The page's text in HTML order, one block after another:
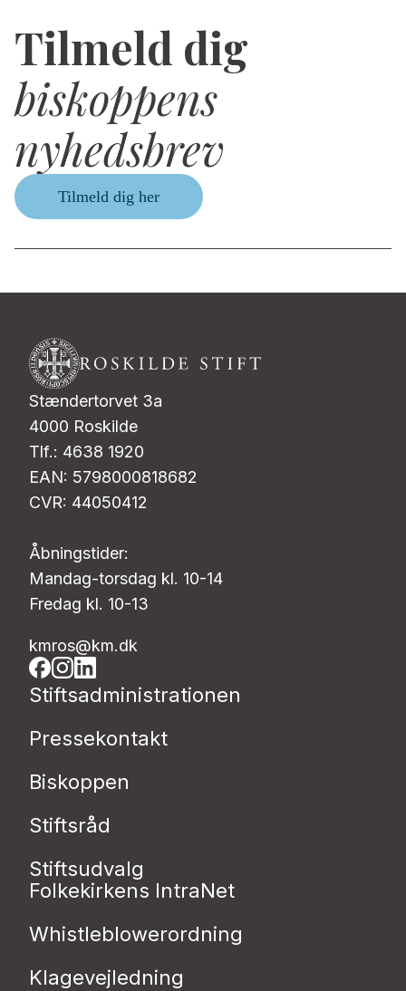
Tilmeld dig
biskoppens
nyhedsbrev
Tilmeld dig her
Stændertorvet 3a
4000 Roskilde
Tlf.: 4638 1920
EAN: 5798000818682
CVR: 44050412
Åbningstider:
Mandag-torsdag kl. 10-14
Fredag kl. 10-13
kmros@km.dk
Stiftsadministrationen
Pressekontakt
Biskoppen
Stiftsråd
Stiftsudvalg
Folkekirkens IntraNet
Whistleblowerordning
Klagevejledning